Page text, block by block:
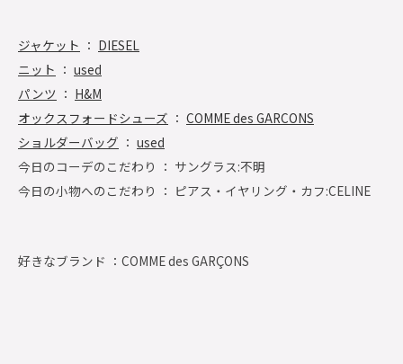
ジャケット ： DIESEL
ニット ： used
パンツ ： H&M
オックスフォードシューズ ： COMME des GARCONS
ショルダーバッグ ： used
今日のコーデのこだわり ： サングラス:不明
今日の小物へのこだわり ： ピアス・イヤリング・カフ:CELINE
好きなブランド ： COMME des GARÇONS